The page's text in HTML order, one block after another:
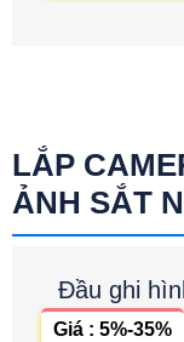
LẮP
ẢNH SẮT
Đầu ghi
Giá : 5%-35%